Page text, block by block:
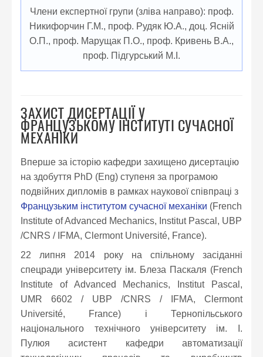
Члени експертної групи (зліва направо): проф.
Никифорчин Г.М., проф. Рудяк Ю.А., доц. Ясній
О.П., проф. Марущак П.О., проф. Кривень В.А.,
проф. Підгурський М.І.
ЗАХИСТ ДИСЕРТАЦІЇ У
ФРАНЦУЗЬКОМУ ІНСТИТУТІ СУЧАСНОЇ
МЕХАНІКИ
Вперше за історію кафедри захищено дисертацію
на здобуття PhD (Eng) ступеня за програмою
подвійних дипломів в рамках наукової співпраці з
Французьким інститутом сучасної механіки (French
Institute of Advanced Mechanics, Institut Pascal, UBP
/CNRS / IFMA, Clermont Université, France).
22 липня 2014 року на спільному засіданні
спецради університету ім. Блеза Паскаля (French
Institute of Advanced Mechanics, Institut Pascal,
UMR 6602 / UBP /CNRS / IFMA, Clermont
Université, France) і Тернопільського
національного технічного університету ім. І.
Пулюя асистент кафедри автоматизації